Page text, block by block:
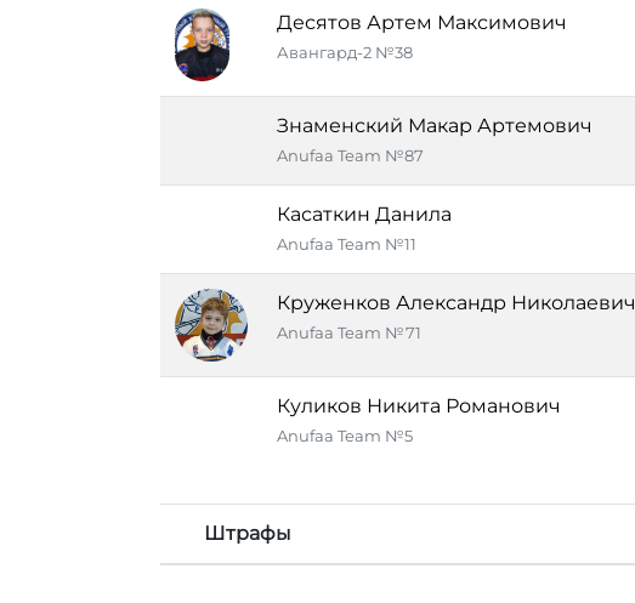
Десятов Артем Максимович
Авангард-2 №38
Знаменский Макар Артемович
Anufaa Team №87
Касаткин Данила
Anufaa Team №11
Круженков Александр Николаевич
Anufaa Team №71
Куликов Никита Романович
Anufaa Team №5
Штрафы